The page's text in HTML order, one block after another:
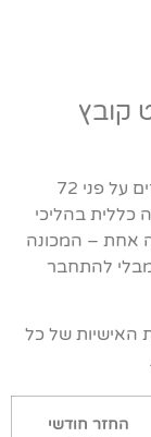
קובץ
*טבלה זו משתמשת בריבית של חמישה אחוזים על פני 72
הדרכה כללית בהליכי
אחת – המכונה
להתחבר
האישיות של כל
החזר חודשי